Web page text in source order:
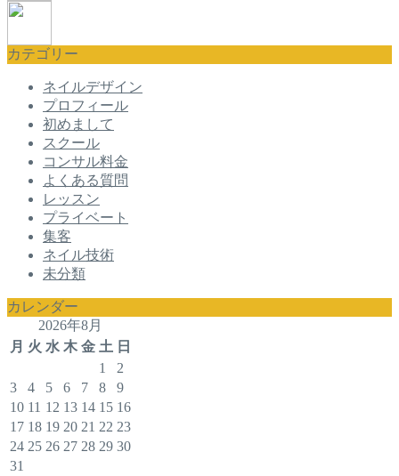
カテゴリー
ネイルデザイン
プロフィール
初めまして
スクール
コンサル料金
よくある質問
レッスン
プライベート
集客
ネイル技術
未分類
カレンダー
2026年8月
月 火 水 木 金 土 日
1
2
3
4 5 6 7 8
9
10 11 12 13 14 15 16
17 18 19 20 21 22 23
24 25 26 27 28 29 30
31